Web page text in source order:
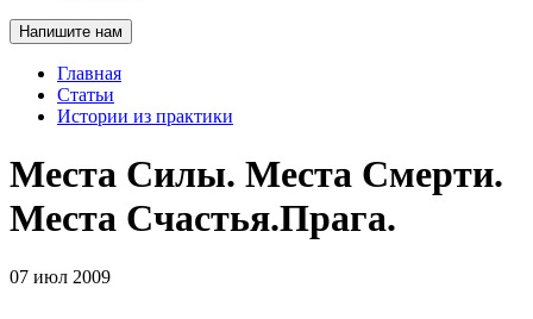
Напишите нам
Главная
Статьи
Истории из практики
Места Силы. Места Смерти.
Места Счастья.Прага.
07 июл 2009